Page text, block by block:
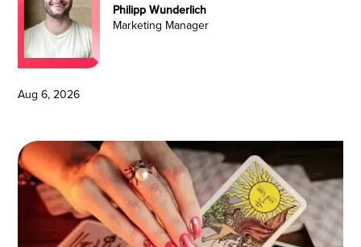
Philipp Wunderlich
Marketing Manager
Aug 6, 2026